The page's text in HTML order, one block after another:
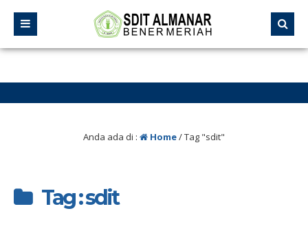
Anda ada di : Home/Tag "sdit"
Tag : sdit